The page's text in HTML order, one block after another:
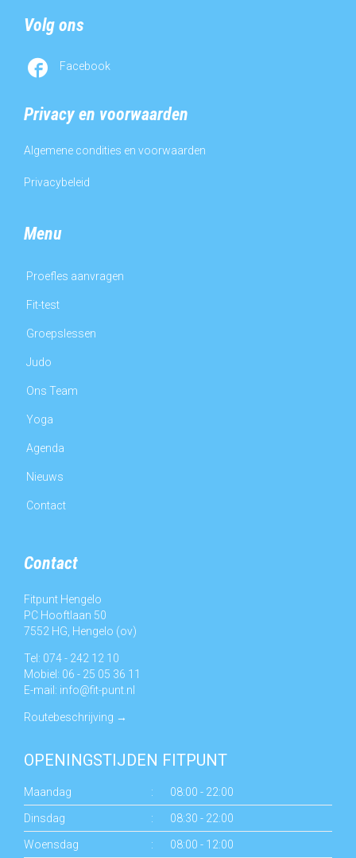
Volg ons
 Facebook
Privacy en voorwaarden
Algemene condities en voorwaarden
Privacybeleid
Menu
Proefles aanvragen
Fit-test
Groepslessen
Judo
Ons Team
Yoga
Agenda
Nieuws
Contact
Contact
Fitpunt Hengelo
PC Hooftlaan 50
7552 HG, Hengelo (ov)
Tel: 074 - 242 12 10
Mobiel: 06 - 25 05 36 11
E-mail: info@fit-punt.nl
Routebeschrijving →
OPENINGSTIJDEN FITPUNT
Maandag : 08:00 - 22:00
Dinsdag : 08:30 - 22:00
Woensdag : 08:00 - 12:00